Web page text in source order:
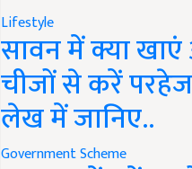
Lifestyle
सावन में क्या
चीजों से करें
लेख में जानिए..
Government Scheme